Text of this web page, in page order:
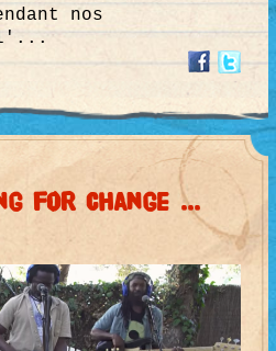
nos
l'...
for Change ...